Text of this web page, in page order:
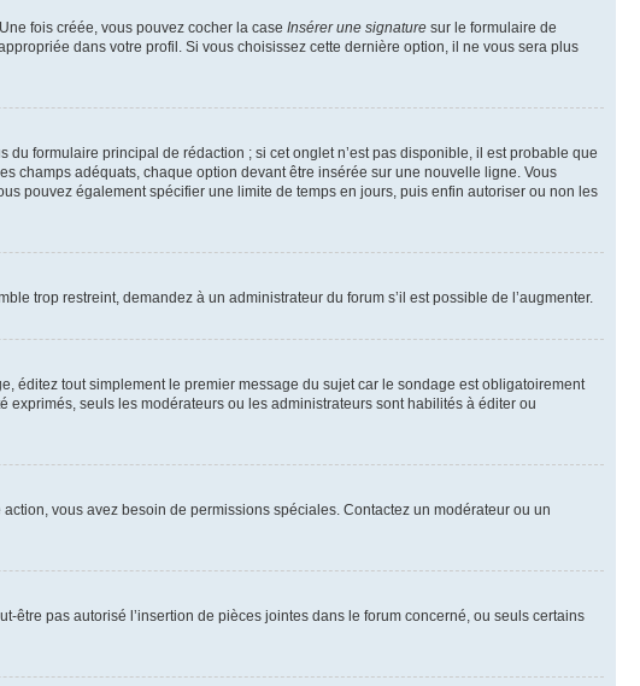
fois créée, vous pouvez cocher la case Insérer une signature sur le formulaire de
dans votre profil. Si vous choisissez cette dernière option, il ne vous sera plus
formulaire principal de rédaction ; si cet onglet n’est pas disponible, il est probable que
champs adéquats, chaque option devant être insérée sur une nouvelle ligne. Vous
pouvez également spécifier une limite de temps en jours, puis enfin autoriser ou non les
trop restreint, demandez à un administrateur du forum s’il est possible de l’augmenter.
éditez tout simplement le premier message du sujet car le sondage est obligatoirement
exprimés, seuls les modérateurs ou les administrateurs sont habilités à éditer ou
vous avez besoin de permissions spéciales. Contactez un modérateur ou un
être pas autorisé l’insertion de pièces jointes dans le forum concerné, ou seuls certains